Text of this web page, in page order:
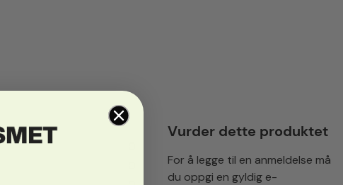
Vurder dette produktet
For å legge til en anmeldelse må
du oppgi en gyldig e-